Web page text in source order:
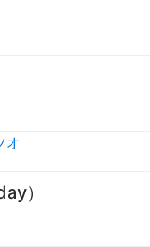
オ
）